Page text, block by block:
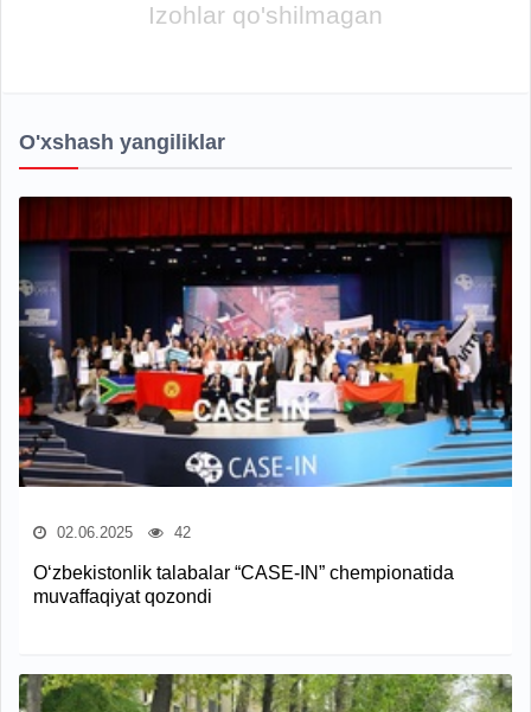
Izohlar qo'shilmagan
O'xshash yangiliklar
02.06.2025 42
O‘zbekistonlik talabalar “CASE-IN” chempionatida
muvaffaqiyat qozondi